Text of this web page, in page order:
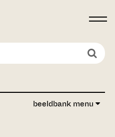
beeldbank menu